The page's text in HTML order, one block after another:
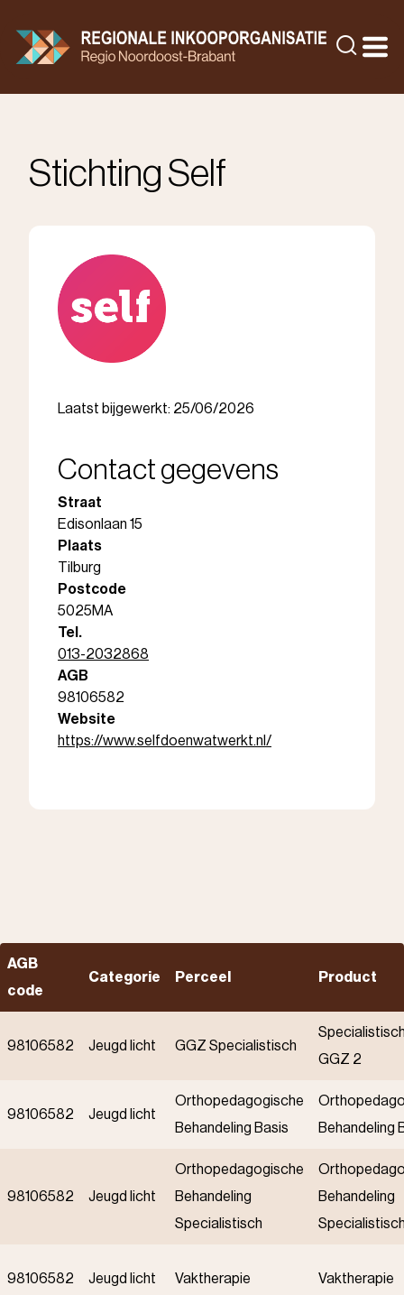
naar
inhoud
Stichting Self
Laatst bijgewerkt: 25/06/2026
Contact gegevens
Straat
Edisonlaan 15
Plaats
Tilburg
Postcode
5025MA
Tel.
013-2032868
AGB
98106582
Website
https://www.selfdoenwatwerkt.nl/
AGB
code
Categorie Perceel Product
98106582 Jeugd licht GGZ Specialistisch
GGZ 2
98106582 Jeugd licht
Orthopedagogische
Behandeling Basis
Behandeling
98106582 Jeugd licht
Orthopedagogische
Behandeling
Specialistisch
Behandeling
98106582 Jeugd licht Vaktherapie Vaktherapie